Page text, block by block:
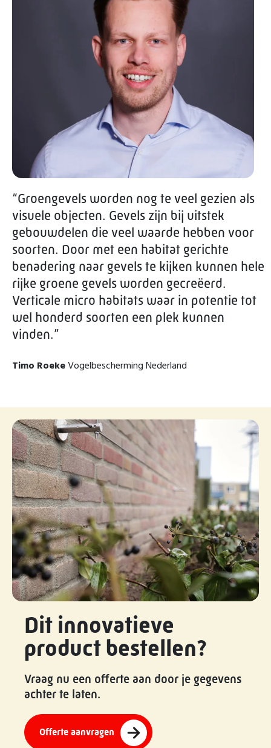
“Groengevels worden nog te veel gezien als
visuele objecten. Gevels zijn bij uitstek
gebouwdelen die veel waarde hebben voor
soorten. Door met een habitat gerichte
benadering naar gevels te kijken kunnen hele
rijke groene gevels worden gecreëerd.
Verticale micro habitats waar in potentie tot
wel honderd soorten een plek kunnen
vinden.”
Timo RoekeVogelbescherming Nederland
Dit innovatieve
product bestellen?
Vraag nu een offerte aan door je gegevens
achter te laten.
Offerte aanvragen